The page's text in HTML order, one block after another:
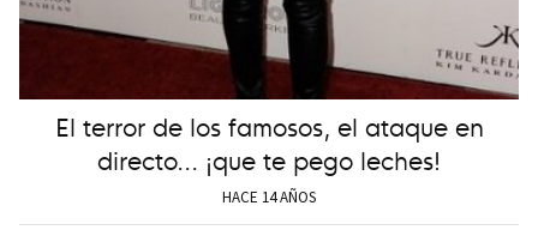
El terror de los famosos, el ataque en
directo... ¡que te pego leches!
HACE 14 AÑOS